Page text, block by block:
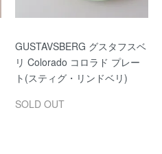
GUSTAVSBERG グスタフスベ
リ Colorado コロラド プレー
ト(スティグ・リンドベリ)
SOLD OUT